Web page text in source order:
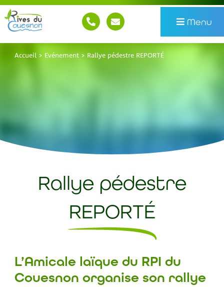
Menu
Accueil > Evénement> Rallye pédestre REPORTÉ
Rallye pédestre
REPORTÉ
L’Amicale laïque du RPI du
Couesnon organise son rallye